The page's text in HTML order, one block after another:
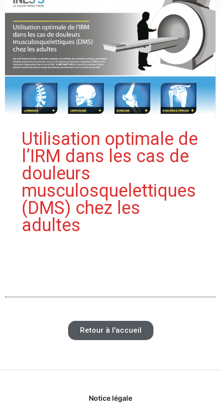
Utilisation optimale de
l’IRM dans les cas de
douleurs
musculosquelettiques
(DMS) chez les
adultes
Retour à l'accueil
Notice légale